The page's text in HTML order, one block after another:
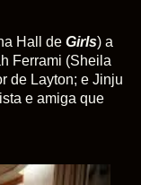
Hall de Girls) a
Ferrami (Sheila
de Layton; e Jinju
e amiga que